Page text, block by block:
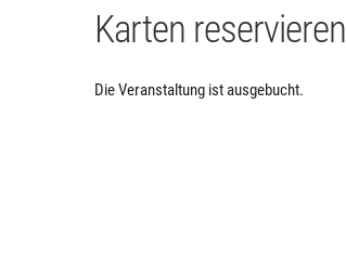
Karten reservieren
Die Veranstaltung ist ausgebucht.